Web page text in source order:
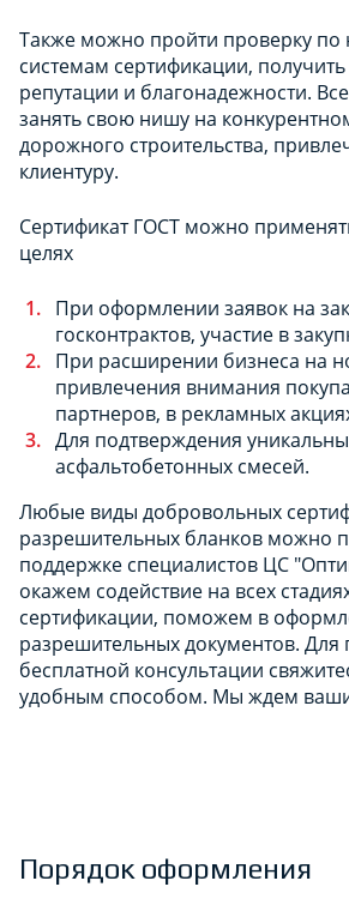
Также можно пройти проверку
системам сертификации,
репутации и благонадежности.
занять свою нишу на
дорожного строительства,
клиентуру.
Сертификат ГОСТ можно
целях
При оформлении заявок на
госконтрактов, участие в
При расширении бизнеса на
привлечения внимания
партнеров, в рекламных
Для подтверждения
асфальтобетонных смесей.
Любые виды добровольных
разрешительных бланков можно
поддержке специалистов ЦС
окажем содействие на всех
сертификации, поможем в
разрешительных документов. Для
бесплатной консультации
удобным способом. Мы ждем
Порядок оформления